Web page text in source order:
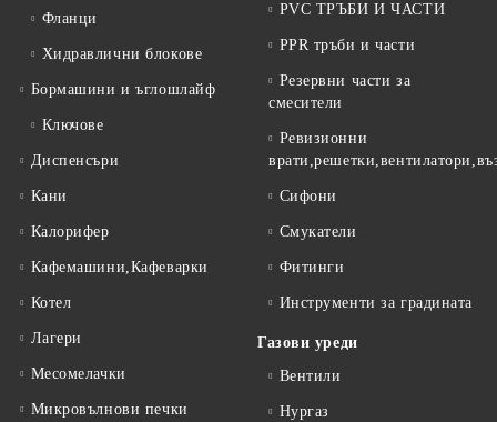
Фланци
Хидравлични блокове
Бормашини и ъглошлайф
Ключове
Диспенсъри
Кани
Калорифер
Кафемашини,Кафеварки
Котел
Лагери
Месомелачки
Микровълнови печки
PVC ТРЪБИ И ЧАСТИ
PPR тръби и части
Резервни части за
смесители
Ревизионни
Сифони
Смукатели
Фитинги
Инструменти за градината
Газови уреди
Вентили
Нургаз